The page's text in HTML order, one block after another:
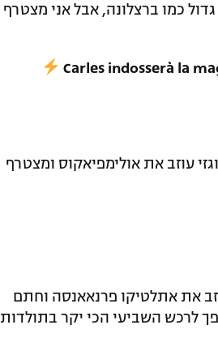
עוזב מועדון גדול כמו ברצלונה, אבל אני מצטרף
Carles indosserà la
עוזב את אולימפיאקוס ומצטרף
עזב את אתלטיקו פרנאאנסה וחתם
יורו. השחקן שהפך לרכש השביעי הכי יקר בתולדות